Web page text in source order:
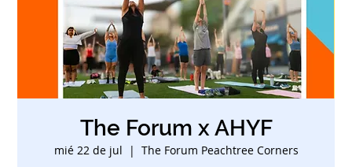
The Forum x AHYF
mié 22 de jul
  |
The Forum Peachtree Corners